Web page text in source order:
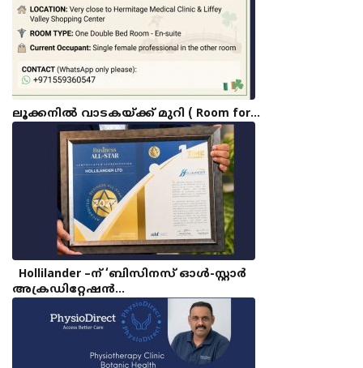
ലൂക്കനിൽ വാടകയ്ക്ക് മുറി ( Room for…
Hollilander –ന് ‘ബിസിനസ് ഓൾ-സ്റ്റാർ
അക്രഡിറ്റേഷൻ…